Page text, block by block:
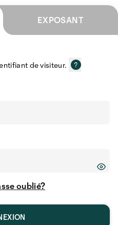
EXPOSANT
de visiteur.
oublié?